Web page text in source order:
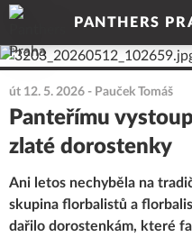
PANTHERS
út 12. 5. 2026 - Pauček Tomáš
Panteřímu
zlaté dorostenky
Ani letos nechyběla na
skupina florbalistů a
dařilo dorostenkám, které